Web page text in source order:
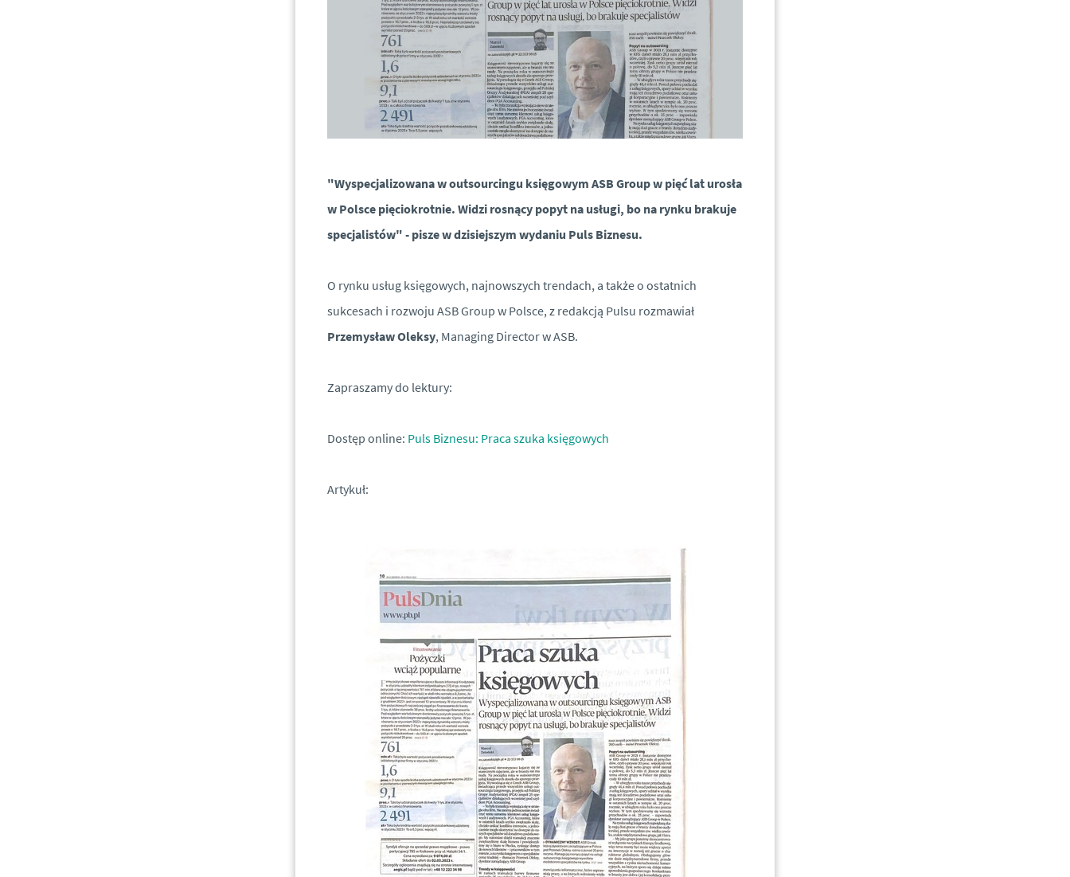
"Wyspecjalizowana w outsourcingu księgowym ASB Group w pięć lat urosła
w Polsce pięciokrotnie. Widzi rosnący popyt na usługi, bo na rynku brakuje
specjalistów" - pisze w dzisiejszym wydaniu Puls Biznesu.
O rynku usług księgowych, najnowszych trendach, a także o ostatnich
sukcesach i rozwoju ASB Group w Polsce, z redakcją Pulsu rozmawiał
Przemysław Oleksy, Managing Director w ASB.
Zapraszamy do lektury:
Dostęp online: Puls Biznesu: Praca szuka księgowych
Artykuł: